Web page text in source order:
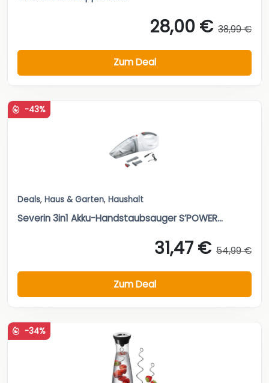
28,00 € 38,99 €
Zum Deal
-43%
Deals, Haus & Garten, Haushalt
Severin 3in1 Akku-Handstaubsauger S’POWER...
31,47 € 54,99 €
Zum Deal
-34%